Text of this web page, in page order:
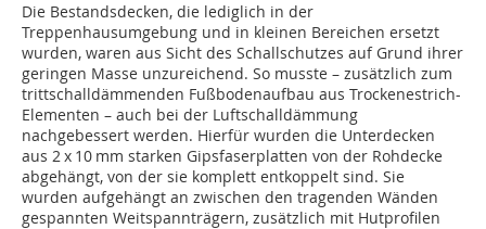
Die Bestandsdecken, die lediglich in der
Treppenhausumgebung und in kleinen Bereichen ersetzt
wurden, waren aus Sicht des Schallschutzes auf Grund ihrer
geringen Masse unzureichend. So musste – zusätzlich zum
trittschalldämmenden Fußbodenaufbau aus Trockenestrich-
Elementen – auch bei der Luftschalldämmung
nachgebessert werden. Hierfür wurden die Unterdecken
aus 2 x 10 mm starken Gipsfaserplatten von der Rohdecke
abgehängt, von der sie komplett entkoppelt sind. Sie
wurden aufgehängt an zwischen den tragenden Wänden
gespannten Weitspannträgern, zusätzlich mit Hutprofilen